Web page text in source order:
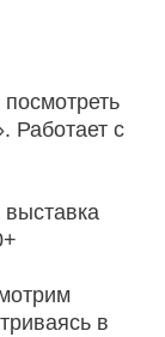
Работает с
в